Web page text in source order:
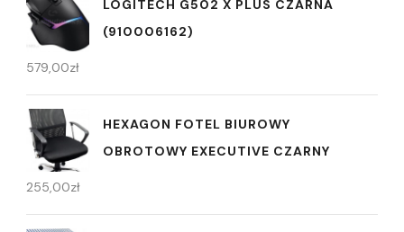
LOGITECH G502 X PLUS CZARNA
(910006162)
579,00zł
HEXAGON FOTEL BIUROWY
OBROTOWY EXECUTIVE CZARNY
255,00zł